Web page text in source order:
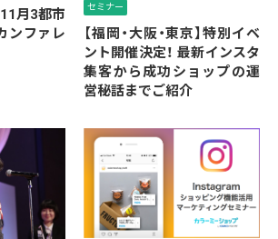
11月3都市
ンファレ
セミナー
【福岡・大阪・東京】特別イベ
ント開催決定！ 最新インスタ
集客から成功ショップの運
営秘話までご紹介